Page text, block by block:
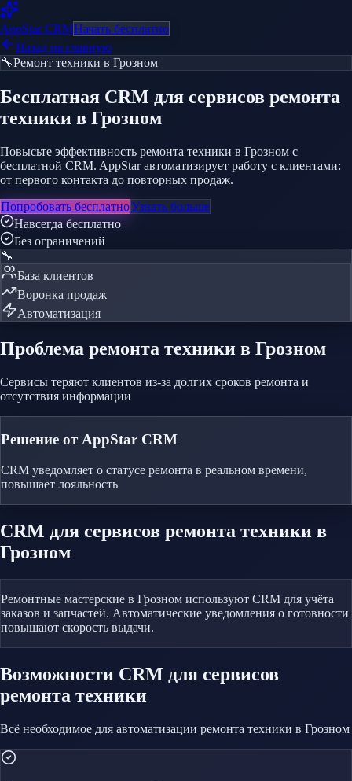
AppStarCRMНачать бесплатно
Назад на главную
🔧Ремонт техники в Грозном
Бесплатная CRM для сервисов ремонта
техники в Грозном
Повысьте эффективность ремонта техники в Грозном с
бесплатной CRM. AppStar автоматизирует работу с клиентами:
от первого контакта до повторных продаж.
Попробовать бесплатноУзнать больше
Навсегда бесплатно
Без ограничений
🔧
База клиентов
Воронка продаж
Автоматизация
Проблема ремонта техники в Грозном
Сервисы теряют клиентов из-за долгих сроков ремонта и
отсутствия информации
Решение от AppStar CRM
CRM уведомляет о статусе ремонта в реальном времени,
повышает лояльность
CRM для сервисов ремонта техники в
Грозном
Ремонтные мастерские в Грозном используют CRM для учёта
заказов и запчастей. Автоматические уведомления о готовности
повышают скорость выдачи.
Возможности CRM для сервисов
ремонта техники
Всё необходимое для автоматизации ремонта техники в Грозном